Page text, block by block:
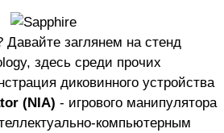
Давайте заглянем на стенд
здесь среди прочих
диковинного устройства
(NIA) - игрового манипулятора
компьютерным